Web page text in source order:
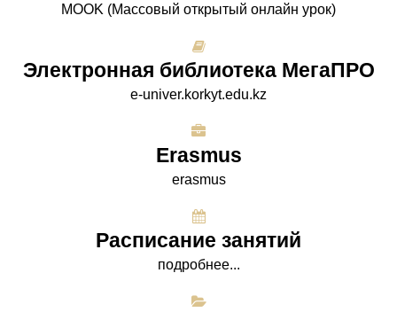
МООK (Массовый открытый онлайн урок)
Электронная библиотека МегаПРО
e-univer.korkyt.edu.kz
Erasmus
erasmus
Расписание занятий
подробнее...